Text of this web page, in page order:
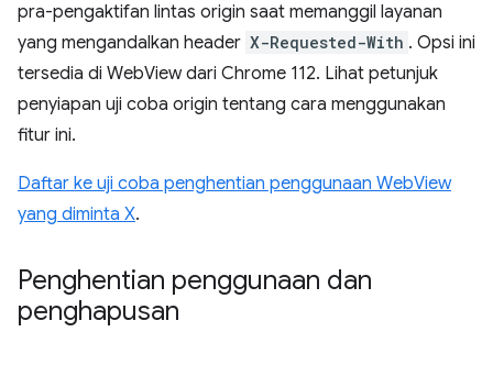
pra-pengaktifan lintas origin saat memanggil layanan
yang mengandalkan header X-Requested-With . Opsi ini
tersedia di WebView dari Chrome 112. Lihat petunjuk
penyiapan uji coba origin tentang cara menggunakan
fitur ini.
Daftar ke uji coba penghentian penggunaan WebView
yang diminta X.
Penghentian penggunaan dan
penghapusan